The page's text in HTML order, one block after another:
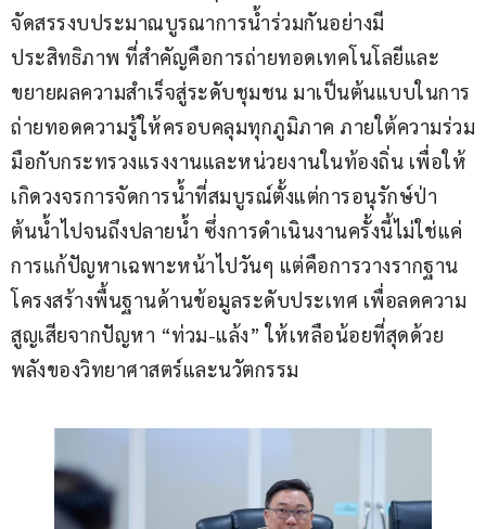
จัดสรรงบประมาณบูรณาการน้ำร่วมกันอย่างมี
ประสิทธิภาพ ที่สำคัญคือการถ่ายทอดเทคโนโลยีและ
ขยายผลความสำเร็จสู่ระดับชุมชน มาเป็นต้นแบบในการ
ถ่ายทอดความรู้ให้ครอบคลุมทุกภูมิภาค ภายใต้ความร่วม
มือกับกระทรวงแรงงานและหน่วยงานในท้องถิ่น เพื่อให้
เกิดวงจรการจัดการน้ำที่สมบูรณ์ตั้งแต่การอนุรักษ์ป่า
ต้นน้ำไปจนถึงปลายน้ำ ซึ่งการดำเนินงานครั้งนี้ไม่ใช่แค่
การแก้ปัญหาเฉพาะหน้าไปวันๆ แต่คือการวางรากฐาน
โครงสร้างพื้นฐานด้านข้อมูลระดับประเทศ เพื่อลดความ
สูญเสียจากปัญหา “ท่วม-แล้ง” ให้เหลือน้อยที่สุดด้วย
พลังของวิทยาศาสตร์และนวัตกรรม